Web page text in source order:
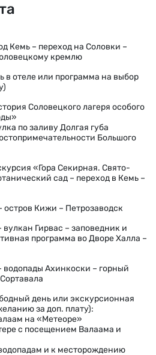
Кемь – переход на Соловки –
кремлю
в отеле или программа на выбор
Соловецкого лагеря особого
по заливу Долгая губа
Большого
«Гора Секирная. Свято-
сад – переход в Кемь –
остров Кижи – Петрозаводск
вулкан Гирвас – заповедник и
программа во Дворе Халла –
водопады Ахинкоски – горный
день или экскурсионная
за доп. плату):
на «Метеоре»
с посещением Валаама и
и к месторождению